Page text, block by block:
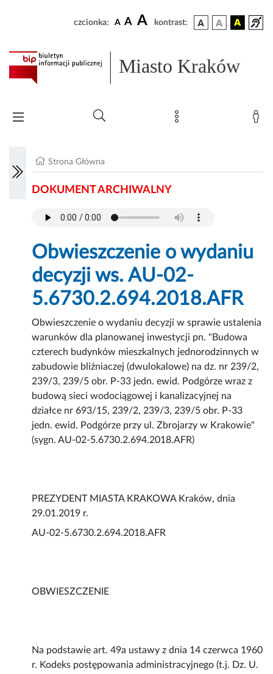
czcionka: A A A kontrast:
Miasto Kraków
Strona Główna
DOKUMENT ARCHIWALNY
Obwieszczenie o wydaniu
decyzji ws. AU-02-
5.6730.2.694.2018.AFR
Obwieszczenie o wydaniu decyzji w sprawie ustalenia
warunków dla planowanej inwestycji pn. "Budowa
czterech budynków mieszkalnych jednorodzinnych w
zabudowie bliźniaczej (dwulokalowe) na dz. nr 239/2,
239/3, 239/5 obr. P-33 jedn. ewid. Podgórze wraz z
budową sieci wodociągowej i kanalizacyjnej na
działce nr 693/15, 239/2, 239/3, 239/5 obr. P-33
jedn. ewid. Podgórze przy ul. Zbrojarzy w Krakowie"
(sygn. AU-02-5.6730.2.694.2018.AFR)
PREZYDENT MIASTA KRAKOWA Kraków, dnia
29.01.2019 r.
AU-02-5.6730.2.694.2018.AFR
OBWIESZCZENIE
Na podstawie art. 49a ustawy z dnia 14 czerwca 1960
r. Kodeks postępowania administracyjnego (t.j. Dz. U.